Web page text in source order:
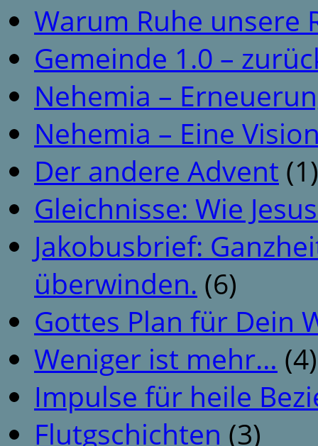
Warum Ruhe unsere
Gemeinde 1.0 –
Nehemia –
Nehemia – Eine
Der andere Advent (1)
Gleichnisse: Wie
Jakobusbrief:
überwinden. (6)
Gottes Plan für Dein
Weniger ist mehr… (4)
Impulse für heile
Flutgschichten (3)